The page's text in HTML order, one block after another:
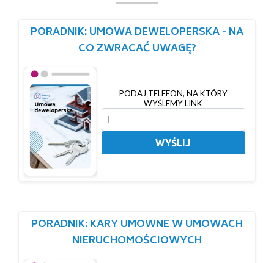
PORADNIK: UMOWA DEWELOPERSKA - NA
CO ZWRACAĆ UWAGĘ?
PODAJ TELEFON, NA KTÓRY
WYŚLEMY LINK
WYŚLIJ
PORADNIK: KARY UMOWNE W UMOWACH
NIERUCHOMOŚCIOWYCH